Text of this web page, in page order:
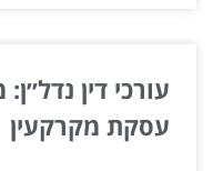
עורכי דין
עסקת מקרקעין